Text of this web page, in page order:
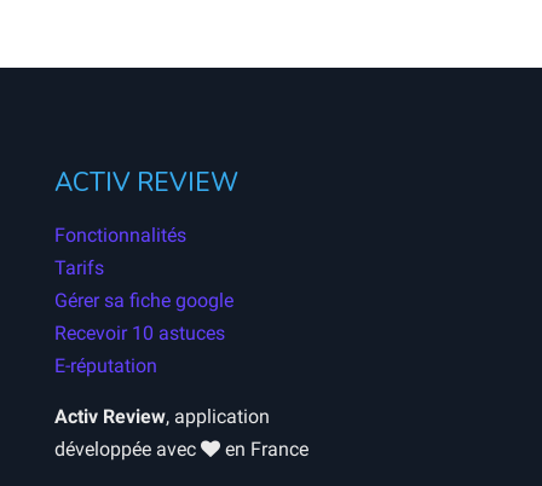
ACTIV REVIEW
Fonctionnalités
Tarifs
Gérer sa fiche google
Recevoir 10 astuces
E-réputation
Activ Review, application
développée avec
en France